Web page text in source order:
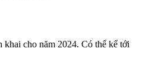
cho năm 2024. Có thể kể tới